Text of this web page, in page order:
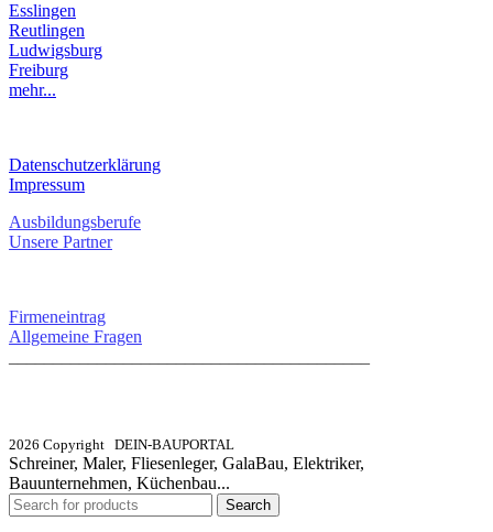
Esslingen
Reutlingen
Ludwigsburg
Freiburg
mehr...
Datenschutzerklärung
Impressum
Ausbildungsberufe
Unsere Partner
Firmeneintrag
Allgemeine Fragen
2026 Copyright DEIN-BAUPORTAL
Schreiner, Maler, Fliesenleger, GalaBau, Elektriker,
Bauunternehmen, Küchenbau...
Search